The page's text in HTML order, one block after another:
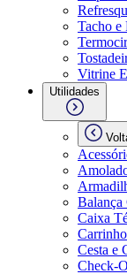
Tacho e
Vitrine
Utilidades
Balança
Caixa
Cesta e
Check-